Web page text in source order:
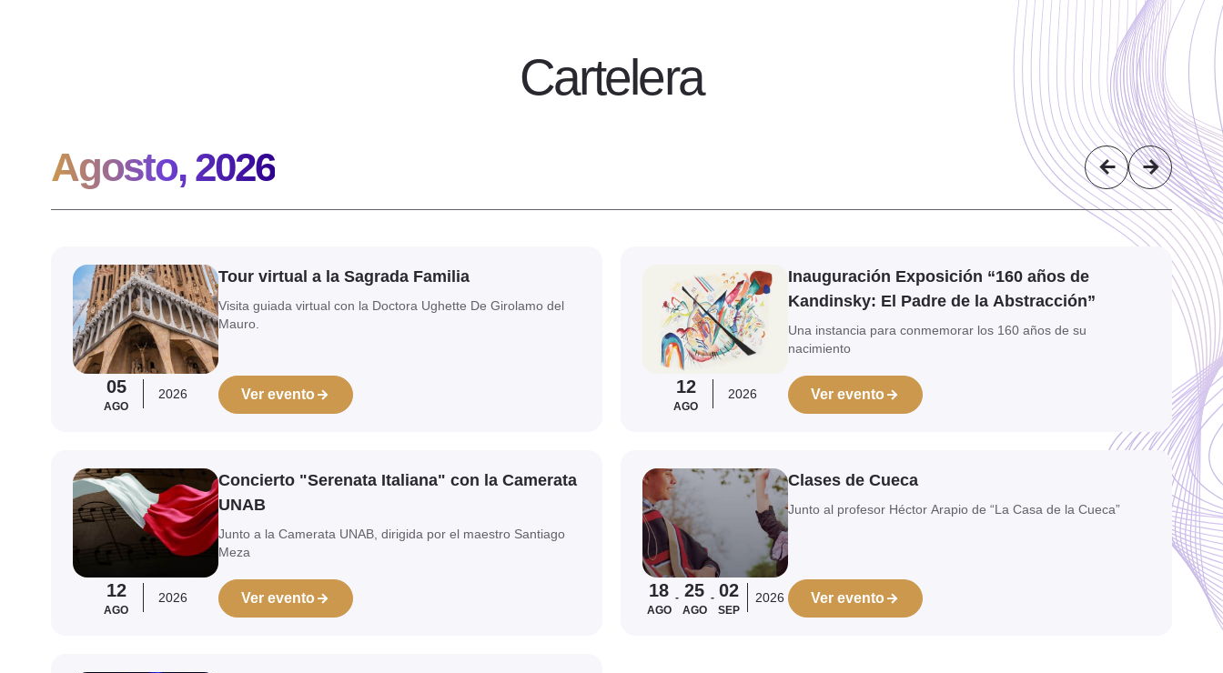
Cartelera
Agosto, 2026
05
AGO
2026
Tour virtual a la Sagrada Familia
Visita guiada virtual con la Doctora Ughette De Girolamo del
Mauro.
Ver evento
Ver evento
12
AGO
2026
Inauguración Exposición “160 años de
Kandinsky: El Padre de la Abstracción”
Una instancia para conmemorar los 160 años de su
nacimiento
Ver evento
Ver evento
12
AGO
2026
Concierto "Serenata Italiana" con la Camerata
UNAB
Junto a la Camerata UNAB, dirigida por el maestro Santiago
Meza
Ver evento
Ver evento
18
AGO
- 25
AGO
- 02
SEP
2026
Clases de Cueca
Junto al profesor Héctor Arapio de “La Casa de la Cueca”
Ver evento
Ver evento